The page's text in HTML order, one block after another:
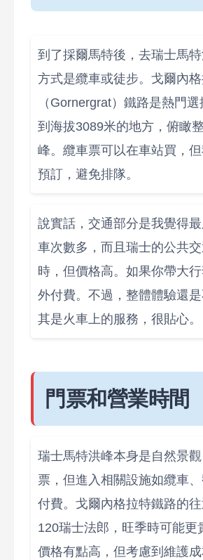
到了採爾馬特後，去瑞士馬
方式是纜車或徒步。戈爾內
（Gornergrat）鐵路是熱門
到海拔3089米的地方，俯瞰
峰。纜車票可以在車站買，
預訂，避免排隊。
說實話，交通部分是我覺得
車次數多，而且瑞士的公共
時，但價格高。如果你帶大
外付費。不過，整體體驗還
其是火車上的服務，很貼心。
門票和營業時間
瑞士馬特洪峰本身是自然景
票，但進入相關設施如纜車
付費。戈爾內格拉特鐵路的
120瑞士法郎，旺季時可能更
價格有點高，但考慮到維護